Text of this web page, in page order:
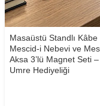
Masaüstü Standlı Kâbe
Mescid-i Nebevi ve
Aksa 3’lü Magnet Seti
Umre Hediyeliği